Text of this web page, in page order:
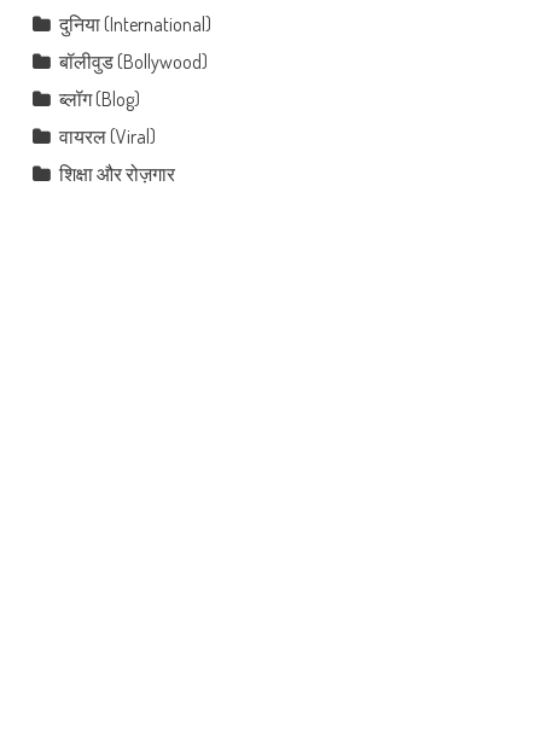
दुनिया (International)
बॉलीवुड (Bollywood)
ब्लॉग (Blog)
वायरल (Viral)
शिक्षा और रोज़गार